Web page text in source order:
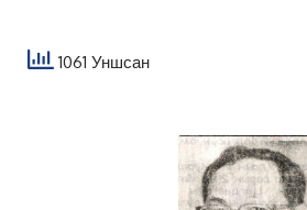
1061 Уншсан